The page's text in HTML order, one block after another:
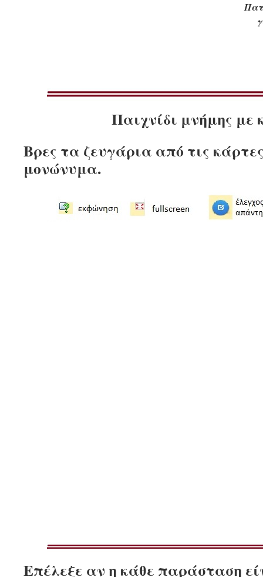
Παιχνίδι μνήμης με
Βρες τα ζευγάρια από τις
μονώνυμα.
Επέλεξε αν η κάθε παράσταση